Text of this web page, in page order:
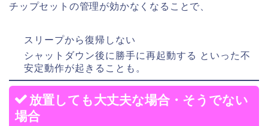
チップセットの管理が効かなくなることで、
スリープから復帰しない
シャットダウン後に勝手に再起動する といった不
安定動作が起きることも。
放置しても大丈夫な場合・そうでない
場合